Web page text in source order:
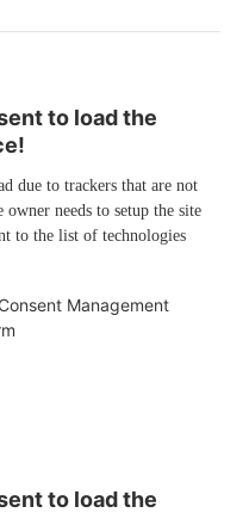
to load the
due to trackers that are not
needs to setup the site
to the list of technologies
Management
to load the